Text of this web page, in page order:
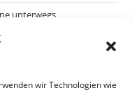
wir Technologien wie
unterwegs
nach einem Anschlag wäre